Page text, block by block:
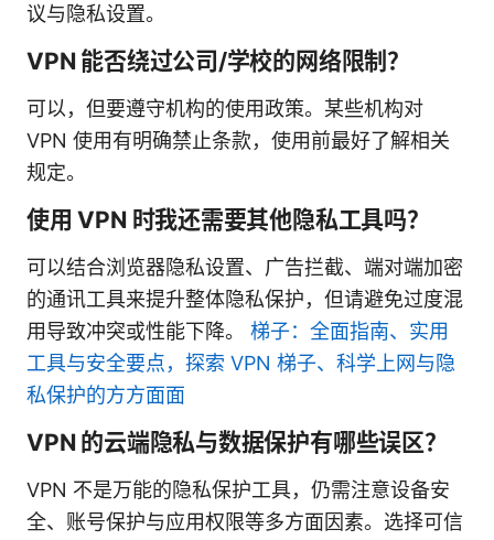
议与隐私设置。
VPN 能否绕过公司/学校的网络限制？
可以，但要遵守机构的使用政策。某些机构对
VPN 使用有明确禁止条款，使用前最好了解相关
规定。
使用 VPN 时我还需要其他隐私工具吗？
可以结合浏览器隐私设置、广告拦截、端对端加密
的通讯工具来提升整体隐私保护，但请避免过度混
用导致冲突或性能下降。 梯子：全面指南、实用
工具与安全要点，探索 VPN 梯子、科学上网与隐
私保护的方方面面
VPN 的云端隐私与数据保护有哪些误区？
VPN 不是万能的隐私保护工具，仍需注意设备安
全、账号保护与应用权限等多方面因素。选择可信